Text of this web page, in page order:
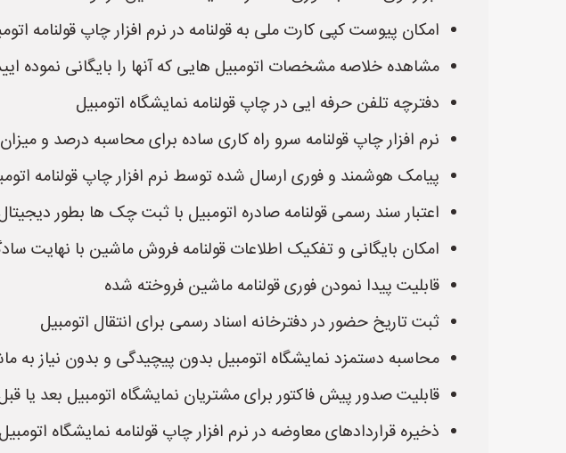
امکان پیوست کپی کارت ملی به قولنامه در نرم افزار چاپ قولنامه
مشاهده خلاصه مشخصات اتومبیل هایی که آنها را بایگانی نموده
دفترچه تلفن حرفه ایی در چاپ قولنامه نمایشگاه اتومبیل
نرم افزار چاپ قولنامه سرو راه کاری ساده برای محاسبه درصد و
پیامک هوشمند و فوری ارسال شده توسط نرم افزار چاپ قولنامه
اعتبار سند رسمی قولنامه صادره اتومبیل با ثبت چک ها بطور دیجیتال
امکان بایگانی و تفکیک اطلاعات قولنامه فروش ماشین با نهایت
قابلیت پیدا نمودن فوری قولنامه ماشین فروخته شده
ثبت تاریخ حضور در دفترخانه اسناد رسمی برای انتقال اتومبیل
محاسبه دستمزد نمایشگاه اتومبیل بدون پیچیدگی و بدون نیاز
قابلیت صدور پیش فاکتور برای مشتریان نمایشگاه اتومبیل بعد یا
ذخیره قراردادهای معاوضه در نرم افزار چاپ قولنامه نمایشگاه